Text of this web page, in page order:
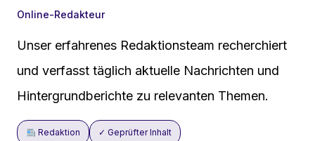
Online-Redakteur
Unser erfahrenes Redaktionsteam recherchiert
und verfasst täglich aktuelle Nachrichten und
Hintergrundberichte zu relevanten Themen.
Redaktion ✓ Geprüfter Inhalt